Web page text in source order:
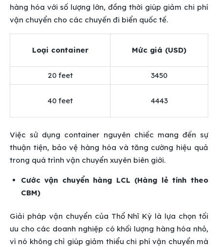
hàng hóa với số lượng lớn, đồng thời giúp giảm chi phí
vận chuyển cho các chuyến đi biển quốc tế.
Loại container Mức giá (USD)
20 feet 3450
40 feet 4443
Việc sử dụng container nguyên chiếc mang đến sự
thuận tiện, bảo vệ hàng hóa và tăng cường hiệu quả
trong quá trình vận chuyển xuyên biên giới.
Cước vận chuyển hàng LCL (Hàng lẻ tính theo
CBM)
Giải pháp vận chuyển của Thổ Nhĩ Kỳ là lựa chọn tối
ưu cho các doanh nghiệp có khối lượng hàng hóa nhỏ,
vì nó không chỉ giúp giảm thiểu chi phí vận chuyển mà